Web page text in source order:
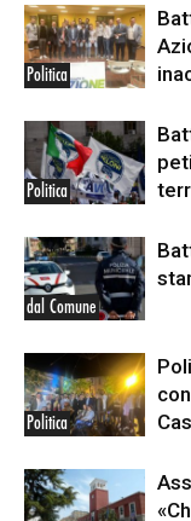
Politica
Politica
dal Comune
Politica